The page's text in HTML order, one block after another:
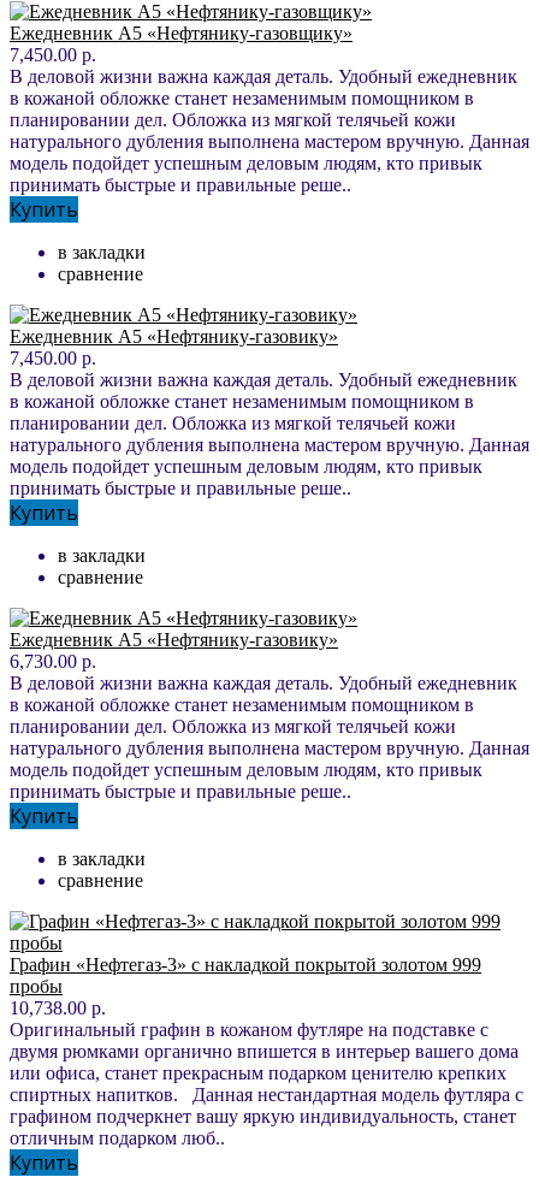
Ежедневник А5 «Нефтянику-газовщику»
7,450.00 р.
В деловой жизни важна каждая деталь. Удобный ежедневник
в кожаной обложке станет незаменимым помощником в
планировании дел. Обложка из мягкой телячьей кожи
натурального дубления выполнена мастером вручную. Данная
модель подойдет успешным деловым людям, кто привык
принимать быстрые и правильные реше..
Купить
в закладки
сравнение
Ежедневник А5 «Нефтянику-газовику»
7,450.00 р.
В деловой жизни важна каждая деталь. Удобный ежедневник
в кожаной обложке станет незаменимым помощником в
планировании дел. Обложка из мягкой телячьей кожи
натурального дубления выполнена мастером вручную. Данная
модель подойдет успешным деловым людям, кто привык
принимать быстрые и правильные реше..
Купить
в закладки
сравнение
Ежедневник А5 «Нефтянику-газовику»
6,730.00 р.
В деловой жизни важна каждая деталь. Удобный ежедневник
в кожаной обложке станет незаменимым помощником в
планировании дел. Обложка из мягкой телячьей кожи
натурального дубления выполнена мастером вручную. Данная
модель подойдет успешным деловым людям, кто привык
принимать быстрые и правильные реше..
Купить
в закладки
сравнение
Графин «Нефтегаз-3» с накладкой покрытой золотом 999
пробы
10,738.00 р.
Оригинальный графин в кожаном футляре на подставке с
двумя рюмками органично впишется в интерьер вашего дома
или офиса, станет прекрасным подарком ценителю крепких
спиртных напитков. Данная нестандартная модель футляра с
графином подчеркнет вашу яркую индивидуальность, станет
отличным подарком люб..
Купить